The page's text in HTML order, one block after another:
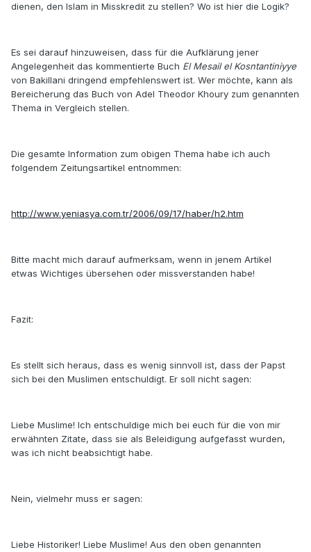
dienen, den Islam in Misskredit zu stellen? Wo ist hier die Logik?
Es sei darauf hinzuweisen, dass für die Aufklärung jener
Angelegenheit das kommentierte Buch El Mesail el Kosntantiniyye
von Bakillani dringend empfehlenswert ist. Wer möchte, kann als
Bereicherung das Buch von Adel Theodor Khoury zum genannten
Thema in Vergleich stellen.
Die gesamte Information zum obigen Thema habe ich auch
folgendem Zeitungsartikel entnommen:
http://www.yeniasya.com.tr/2006/09/17/haber/h2.htm
Bitte macht mich darauf aufmerksam, wenn in jenem Artikel
etwas Wichtiges übersehen oder missverstanden habe!
Fazit:
Es stellt sich heraus, dass es wenig sinnvoll ist, dass der Papst
sich bei den Muslimen entschuldigt. Er soll nicht sagen:
Liebe Muslime! Ich entschuldige mich bei euch für die von mir
erwähnten Zitate, dass sie als Beleidigung aufgefasst wurden,
was ich nicht beabsichtigt habe.
Nein, vielmehr muss er sagen:
Liebe Historiker! Liebe Muslime! Aus den oben genannten